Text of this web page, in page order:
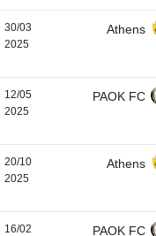
30/03
2025
Athens
12/05
2025
PAOK FC
20/10
2025
Athens
16/02
PAOK FC